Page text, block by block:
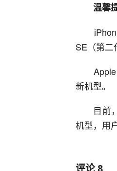
温馨
iPhone
SE（第二
Apple
新机型。
目前，
机型，用
评论8